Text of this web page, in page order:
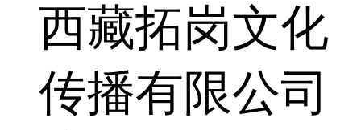
西藏拓岗文化
传播有限公司